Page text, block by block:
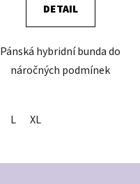
DETAIL
Pánská hybridní bunda do
náročných podmínek
L XL